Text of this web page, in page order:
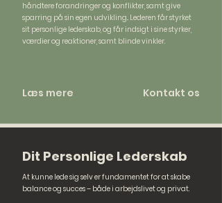
håndtere forandringer og konflikter, samt give
sparring på sin egen udvikling.. Lederen får styrket
sit personlige lederskab, og får indsigt i sine styrker,
værdier og reaktioner, samt blinde vinkler.
Læs mere Kontakt os
Dit Personlige Lederskab
At kunne lede sig selv er fundamentet for at skabe
balance og succes – både i arbejdslivet og privat.